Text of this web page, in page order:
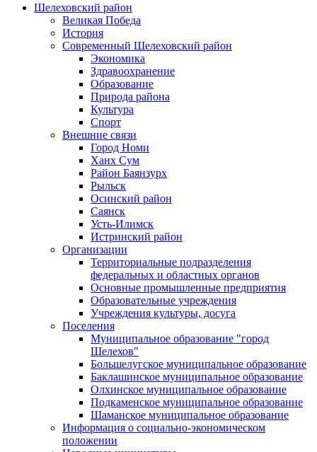
Шелеховский район
Великая Победа
История
Современный Шелеховский район
Экономика
Здравоохранение
Образование
Природа района
Культура
Спорт
Внешние связи
Город Номи
Ханх Сум
Район Баянзурх
Рыльск
Осинский район
Саянск
Усть-Илимск
Истринский район
Организации
Территориальные подразделения
федеральных и областных органов
Основные промышленные предприятия
Образовательные учреждения
Учреждения культуры, досуга
Поселения
Муниципальное образование "город
Шелехов"
Большелугское муниципальное образование
Баклашинское муниципальное образование
Олхинское муниципальное образование
Подкаменское муниципальное образование
Шаманское муниципальное образование
Информация о социально-экономическом
положении